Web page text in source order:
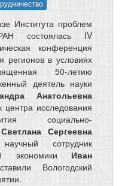
Института проблем
состоялась IV
конференция
регионов в условиях
50-летию
деятель науки
Анатольевна
центра исследования
социально-
Светлана Сергеевна
сотрудник
экономики Иван
Вологодский